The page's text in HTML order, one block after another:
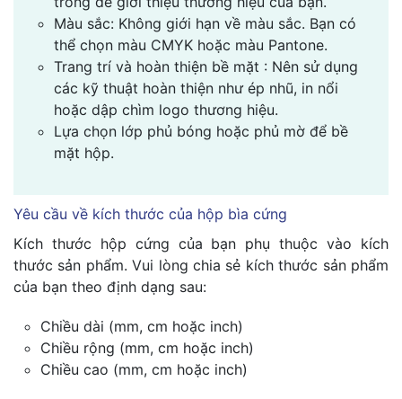
Màu sắc: Không giới hạn về màu sắc. Bạn có
thể chọn màu CMYK hoặc màu Pantone.
Trang trí và hoàn thiện bề mặt : Nên sử dụng
các kỹ thuật hoàn thiện như ép nhũ, in nổi
hoặc dập chìm logo thương hiệu.
Lựa chọn lớp phủ bóng hoặc phủ mờ để bề
mặt hộp.
Yêu cầu về kích thước của hộp bìa cứng
Kích thước hộp cứng của bạn phụ thuộc vào kích
thước sản phẩm. Vui lòng chia sẻ kích thước sản phẩm
của bạn theo định dạng sau:
Chiều dài (mm, cm hoặc inch)
Chiều rộng (mm, cm hoặc inch)
Chiều cao (mm, cm hoặc inch)